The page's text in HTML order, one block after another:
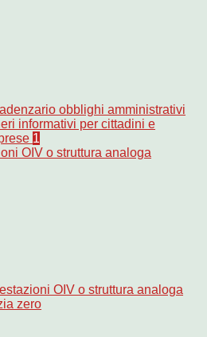
obblighi amministrativi
informativi per cittadini e
1
OIV o struttura analoga
OIV o struttura analoga
zero